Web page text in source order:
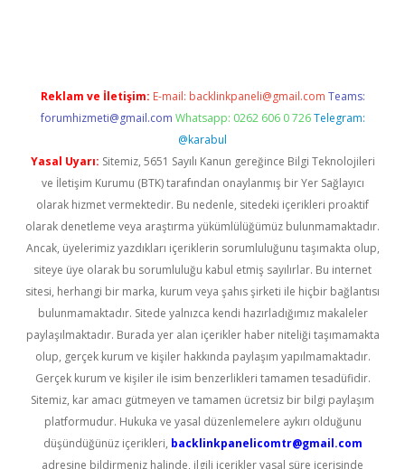
Reklam ve İletişim: E-mail: backlinkpaneli@gmail.com Teams:
forumhizmeti@gmail.com Whatsapp: 0262 606 0 726 Telegram:
@karabul
Yasal Uyarı: Sitemiz, 5651 Sayılı Kanun gereğince Bilgi Teknolojileri
ve İletişim Kurumu (BTK) tarafından onaylanmış bir Yer Sağlayıcı
olarak hizmet vermektedir. Bu nedenle, sitedeki içerikleri proaktif
olarak denetleme veya araştırma yükümlülüğümüz bulunmamaktadır.
Ancak, üyelerimiz yazdıkları içeriklerin sorumluluğunu taşımakta olup,
siteye üye olarak bu sorumluluğu kabul etmiş sayılırlar. Bu internet
sitesi, herhangi bir marka, kurum veya şahıs şirketi ile hiçbir bağlantısı
bulunmamaktadır. Sitede yalnızca kendi hazırladığımız makaleler
paylaşılmaktadır. Burada yer alan içerikler haber niteliği taşımamakta
olup, gerçek kurum ve kişiler hakkında paylaşım yapılmamaktadır.
Gerçek kurum ve kişiler ile isim benzerlikleri tamamen tesadüfidir.
Sitemiz, kar amacı gütmeyen ve tamamen ücretsiz bir bilgi paylaşım
platformudur. Hukuka ve yasal düzenlemelere aykırı olduğunu
düşündüğünüz içerikleri, backlinkpanelicomtr@gmail.com
adresine bildirmeniz halinde, ilgili içerikler yasal süre içerisinde